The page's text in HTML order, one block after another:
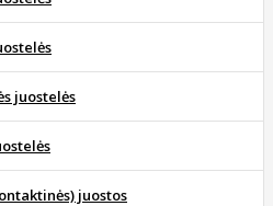
juostelės
juostos